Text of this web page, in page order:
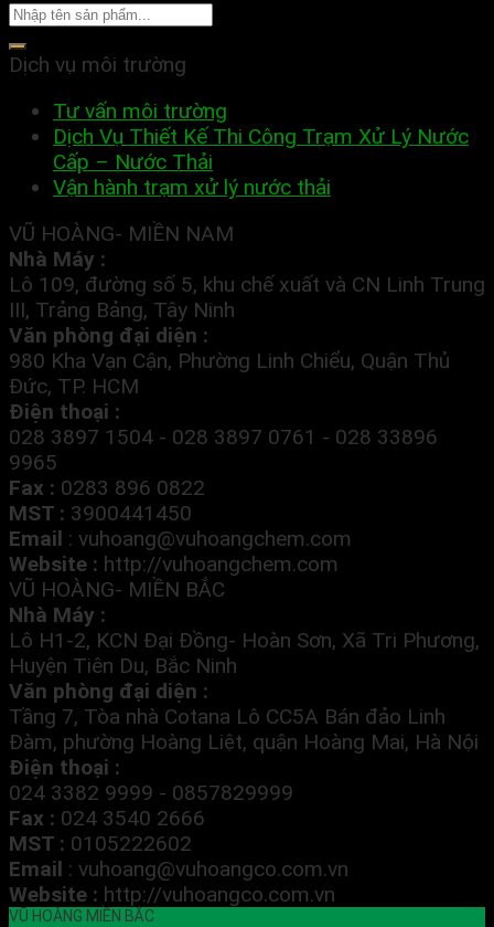
Dịch vụ môi trường
Tư vấn môi trường
Dịch Vụ Thiết Kế Thi Công Trạm Xử Lý Nước
Cấp – Nước Thải
Vận hành trạm xử lý nước thải
VŨ HOÀNG- MIỀN NAM
Nhà Máy :
Lô 109, đường số 5, khu chế xuất và CN Linh Trung
III, Trảng Bảng, Tây Ninh
Văn phòng đại diện :
980 Kha Vạn Cận, Phường Linh Chiểu, Quận Thủ
Đức, TP. HCM
Điện thoại :
028 3897 1504 - 028 3897 0761 - 028 33896
9965
Fax : 0283 896 0822
MST : 3900441450
Email : vuhoang@vuhoangchem.com
Website : http://vuhoangchem.com
VŨ HOÀNG- MIỀN BẮC
Nhà Máy :
Lô H1-2, KCN Đại Đồng- Hoàn Sơn, Xã Tri Phương,
Huyện Tiên Du, Bắc Ninh
Văn phòng đại diện :
Tầng 7, Tòa nhà Cotana Lô CC5A Bán đảo Linh
Đàm, phường Hoàng Liệt, quận Hoàng Mai, Hà Nội
Điện thoại :
024 3382 9999 - 0857829999
Fax : 024 3540 2666
MST : 0105222602
Email : vuhoang@vuhoangco.com.vn
Website : http://vuhoangco.com.vn
VŨ HOÀNG MIỀN BẮC